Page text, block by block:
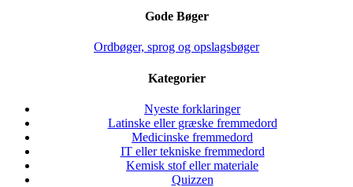
Gode Bøger
Ordbøger, sprog og opslagsbøger
Kategorier
Nyeste forklaringer
Latinske eller græske fremmedord
Medicinske fremmedord
IT eller tekniske fremmedord
Kemisk stof eller materiale
Quizzen